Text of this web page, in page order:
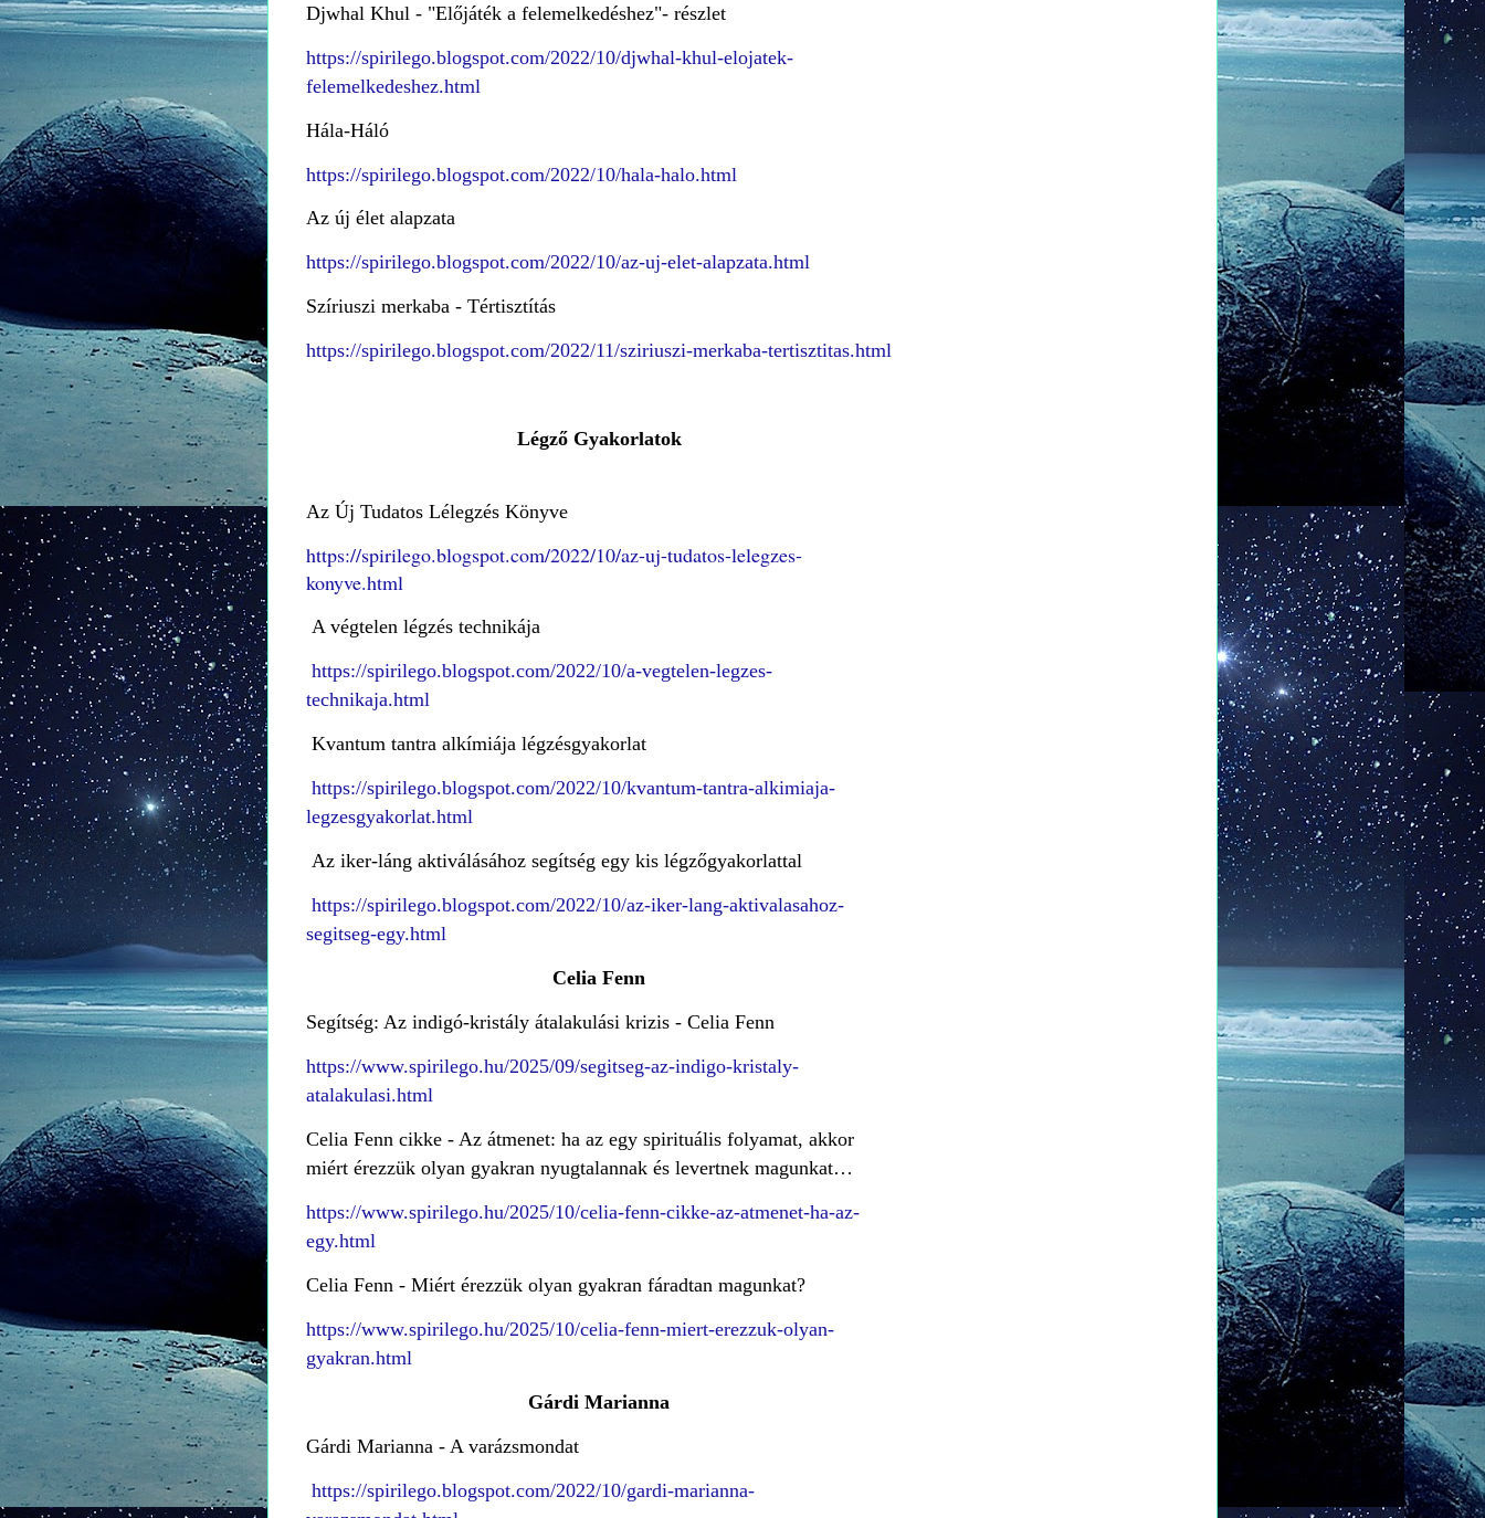
Djwhal Khul - "Előjáték a felemelkedéshez"- részlet
https://spirilego.blogspot.com/2022/10/djwhal-khul-elojatek-
felemelkedeshez.html
Hála-Háló
https://spirilego.blogspot.com/2022/10/hala-halo.html
Az új élet alapzata
https://spirilego.blogspot.com/2022/10/az-uj-elet-alapzata.html
Szíriuszi merkaba - Tértisztítás
https://spirilego.blogspot.com/2022/11/sziriuszi-merkaba-tertisztitas.html
Légző Gyakorlatok
Az Új Tudatos Lélegzés Könyve
https://spirilego.blogspot.com/2022/10/az-uj-tudatos-lelegzes-
konyve.html
A végtelen légzés technikája
https://spirilego.blogspot.com/2022/10/a-vegtelen-legzes-
technikaja.html
Kvantum tantra alkímiája légzésgyakorlat
https://spirilego.blogspot.com/2022/10/kvantum-tantra-alkimiaja-
legzesgyakorlat.html
Az iker-láng aktiválásához segítség egy kis légzőgyakorlattal
https://spirilego.blogspot.com/2022/10/az-iker-lang-aktivalasahoz-
segitseg-egy.html
Celia Fenn
Segítség: Az indigó-kristály átalakulási krizis - Celia Fenn
https://www.spirilego.hu/2025/09/segitseg-az-indigo-kristaly-
atalakulasi.html
Celia Fenn cikke - Az átmenet: ha az egy spirituális folyamat, akkor
miért érezzük olyan gyakran nyugtalannak és levertnek magunkat…
https://www.spirilego.hu/2025/10/celia-fenn-cikke-az-atmenet-ha-az-
egy.html
Celia Fenn - Miért érezzük olyan gyakran fáradtan magunkat?
https://www.spirilego.hu/2025/10/celia-fenn-miert-erezzuk-olyan-
gyakran.html
Gárdi Marianna
Gárdi Marianna - A varázsmondat
https://spirilego.blogspot.com/2022/10/gardi-marianna-